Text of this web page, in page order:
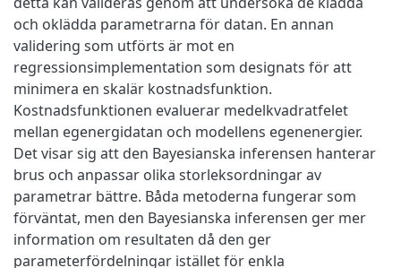
och oklädda parametrarna för datan. En annan
validering som utförts är mot en
regressionsimplementation som designats för att
minimera en skalär kostnadsfunktion.
Kostnadsfunktionen evaluerar medelkvadratfelet
mellan egenergidatan och modellens egenenergier.
Det visar sig att den Bayesianska inferensen hanterar
brus och anpassar olika storleksordningar av
parametrar bättre. Båda metoderna fungerar som
förväntat, men den Bayesianska inferensen ger mer
information om resultaten då den ger
parameterfördelningar istället för enkla